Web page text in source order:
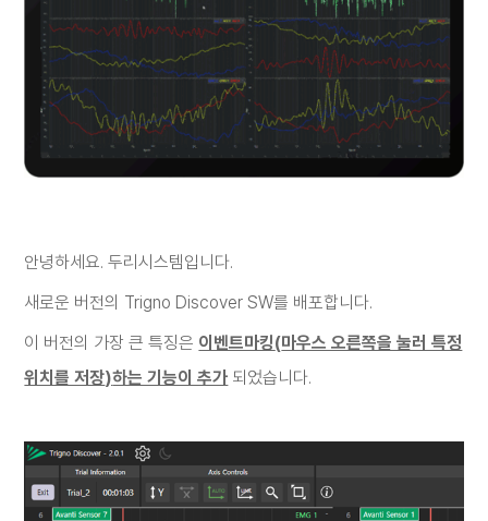
안녕하세요.두리시스템입니다.
새로운 버전의 Trigno Discover SW를 배포합니다.
이 버전의 가장 큰 특징은 이벤트마킹(마우스 오른쪽을 눌러 특정
위치를 저장)하는 기능이 추가 되었습니다.